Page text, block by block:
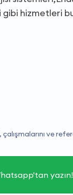
hizmetleri
ve
yazın!